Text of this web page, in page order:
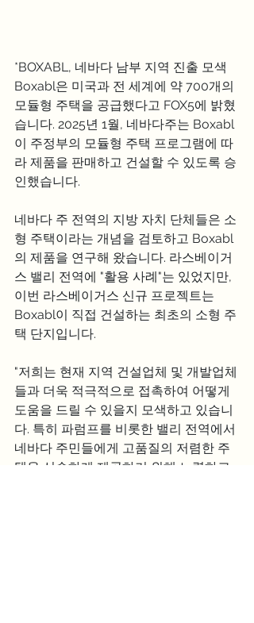
*BOXABL, 네바다 남부 지역 진출 모색
Boxabl은 미국과 전 세계에 약 700개의
모듈형 주택을 공급했다고 FOX5에 밝혔
습니다. 2025년 1월, 네바다주는 Boxabl
이 주정부의 모듈형 주택 프로그램에 따
라 제품을 판매하고 건설할 수 있도록 승
인했습니다.
네바다 주 전역의 지방 자치 단체들은 소
형 주택이라는 개념을 검토하고 Boxabl
의 제품을 연구해 왔습니다. 라스베이거
스 밸리 전역에 "활용 사례"는 있었지만,
이번 라스베이거스 신규 프로젝트는
Boxabl이 직접 건설하는 최초의 소형 주
택 단지입니다.
"저희는 현재 지역 건설업체 및 개발업체
들과 더욱 적극적으로 접촉하여 어떻게
도움을 드릴 수 있을지 모색하고 있습니
다. 특히 파럼프를 비롯한 밸리 전역에서
네바다 주민들에게 고품질의 저렴한 주
택을 신속하게 제공하기 위해 노력하고